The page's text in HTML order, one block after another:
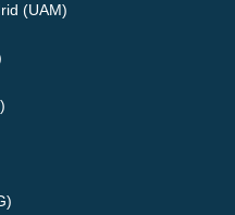
(UAM)